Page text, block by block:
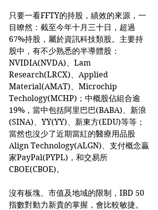
只要一看FFTY的持股，績效的來源，一
目瞭然：截至今年十月三十日，超過
67%持股，屬於資訊科技類股。主要持
股中，有不少熟悉的半導體股：
NVIDIA(NVDA)、Lam
Research(LRCX)、Applied
Material(AMAT)、Microchip
Techology(MCHP)；中概股佔組合逾
19%，當中包括阿里巴巴(BABA)、新浪
(SINA)、YY(YY)、新東方(EDU)等等；
當然也沒少了近期當紅的醫療用品股
Align Technology(ALGN)、支付概念贏
家PayPal(PYPL)，和交易所
CBOE(CBOE)。
沒有板塊、市值及地域的限制，IBD 50
指數對動力新貴的掌握，會比較敏捷。